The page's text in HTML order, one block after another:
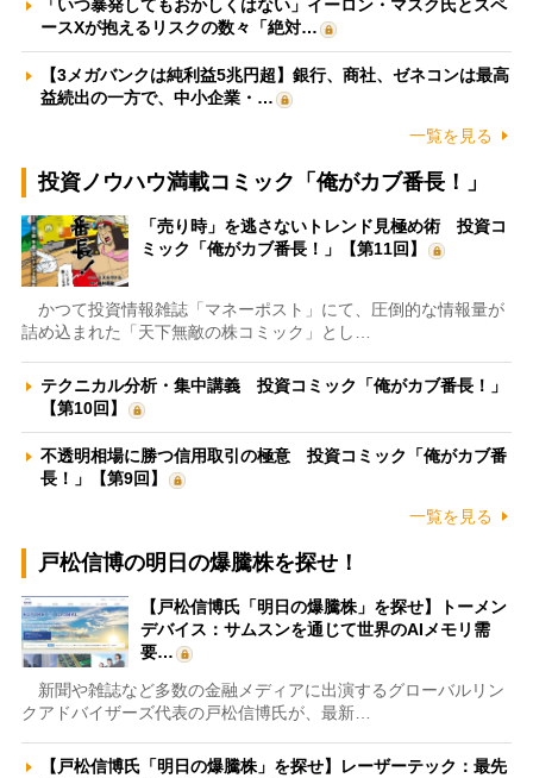
「いつ暴発してもおかしくはない」イーロン・マスク氏とスペ
ースXが抱えるリスクの数々「絶対…
【3メガバンクは純利益5兆円超】銀行、商社、ゼネコンは最高
益続出の一方で、中小企業・…
一覧を見る
投資ノウハウ満載コミック「俺がカブ番長！」
「売り時」を逃さないトレンド見極め術 投資コ
ミック「俺がカブ番長！」【第11回】
かつて投資情報雑誌「マネーポスト」にて、圧倒的な情報量が
詰め込まれた「天下無敵の株コミック」とし…
テクニカル分析・集中講義 投資コミック「俺がカブ番長！」
【第10回】
不透明相場に勝つ信用取引の極意 投資コミック「俺がカブ番
長！」【第9回】
一覧を見る
戸松信博の明日の爆騰株を探せ！
【戸松信博氏「明日の爆騰株」を探せ】トーメン
デバイス：サムスンを通じて世界のAIメモリ需
要…
新聞や雑誌など多数の金融メディアに出演するグローバルリン
クアドバイザーズ代表の戸松信博氏が、最新…
【戸松信博氏「明日の爆騰株」を探せ】レーザーテック：最先